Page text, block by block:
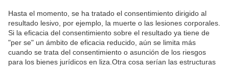
Hasta el momento, se ha tratado el consentimiento dirigido al
resultado lesivo, por ejemplo, la muerte o las lesiones corporales.
Si la eficacia del consentimiento sobre el resultado ya tiene de
"per se" un ámbito de eficacia reducido, aún se limita más
cuando se trata del consentimiento o asunción de los riesgos
para los bienes jurídicos en liza.Otra cosa serían las estructuras